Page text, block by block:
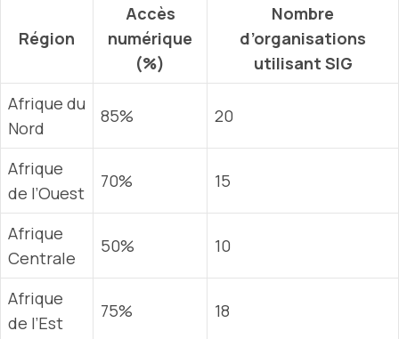
Région
Accès
numérique
(%)
Nombre
d’organisations
utilisant SIG
Afrique du
Nord
85% 20
Afrique
de l’Ouest
70% 15
Afrique
Centrale
50% 10
Afrique
de l’Est
75% 18